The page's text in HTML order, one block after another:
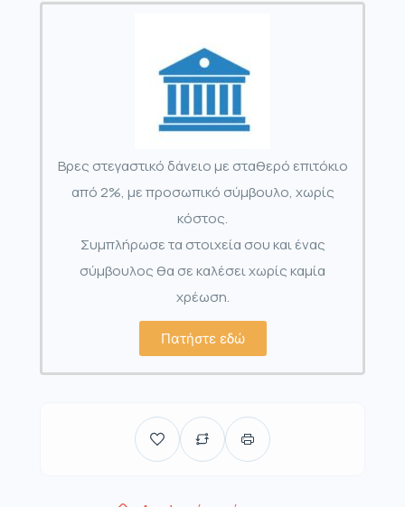
Βρες στεγαστικό δάνειο με σταθερό επιτόκιο
από 2%, με προσωπικό σύμβουλο, χωρίς
κόστος.
Συμπλήρωσε τα στοιχεία σου και ένας
σύμβουλος θα σε καλέσει χωρίς καμία
χρέωση.
Πατήστε εδώ